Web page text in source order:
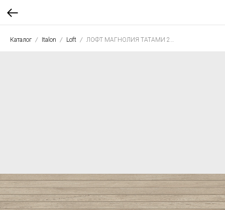
Каталог Italon Loft